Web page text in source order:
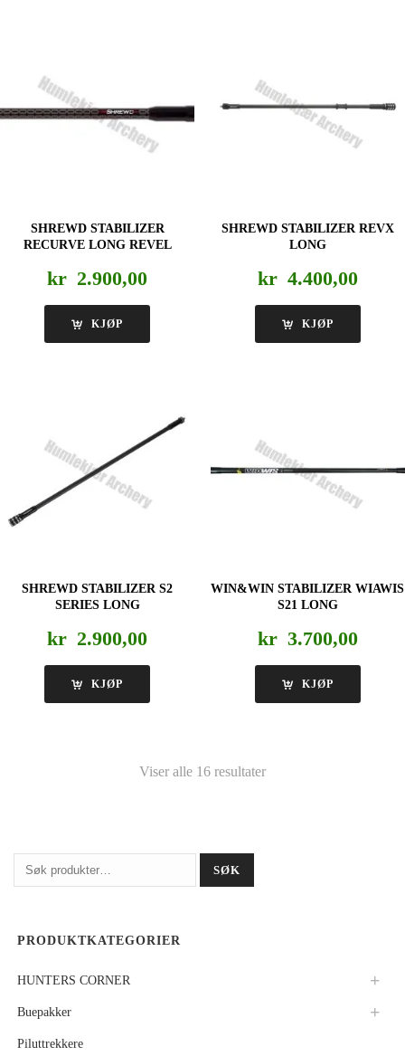
SHREWD STABILIZER
RECURVE LONG REVEL
kr 2.900,00
KJØP
SHREWD STABILIZER REVX
LONG
kr 4.400,00
KJØP
SHREWD STABILIZER S2
SERIES LONG
kr 2.900,00
KJØP
WIN&WIN STABILIZER WIAWIS
S21 LONG
kr 3.700,00
KJØP
Viser alle 16 resultater
Søk
etter:
SØK
PRODUKTKATEGORIER
HUNTERS CORNER
Buepakker
Piluttrekkere